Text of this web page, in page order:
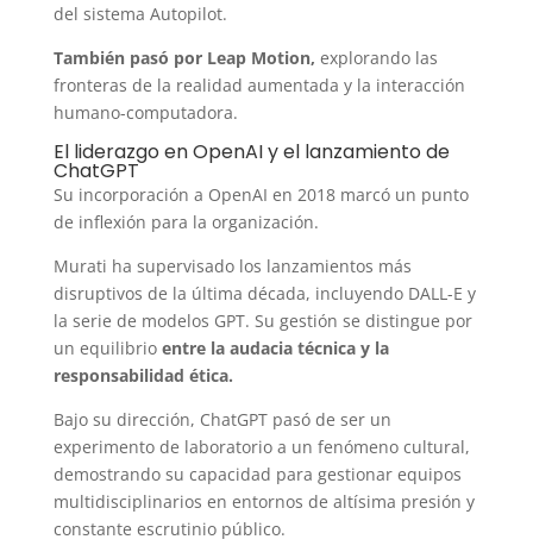
del sistema Autopilot.
También pasó por Leap Motion, explorando las
fronteras de la realidad aumentada y la interacción
humano-computadora.
El liderazgo en OpenAI y el lanzamiento de
ChatGPT
Su incorporación a OpenAI en 2018 marcó un punto
de inflexión para la organización.
Murati ha supervisado los lanzamientos más
disruptivos de la última década, incluyendo DALL-E y
la serie de modelos GPT. Su gestión se distingue por
un equilibrio entre la audacia técnica y la
responsabilidad ética.
Bajo su dirección, ChatGPT pasó de ser un
experimento de laboratorio a un fenómeno cultural,
demostrando su capacidad para gestionar equipos
multidisciplinarios en entornos de altísima presión y
constante escrutinio público.